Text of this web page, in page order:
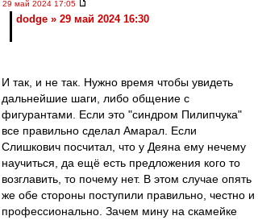
29 май 2024 17:05
dodge » 29 май 2024 16:30
И так, и не так. Нужно время чтобы увидеть
дальнейшие шаги, либо общение с
фигурантами. Если это "синдром Пилипчука"
все правильно сделал Амарал. Если
Слишкович посчитал, что у Деяна ему нечему
научиться, да ещё есть предложения кого то
возглавить, то почему нет. В этом случае опять
же обе стороны поступили правильно, честно и
профессионально. Зачем мину на скамейке